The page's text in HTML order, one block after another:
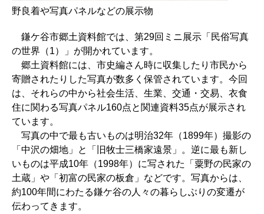
野良着や写真パネルなどの展示物
鎌ケ谷市郷土資料館では、第29回ミニ展示「民俗写真
の世界（1）」が開かれています。
郷土資料館には、市史編さん時に収集したり市民から
寄贈されたりした写真が数多く保管されています。今回
は、それらの中から社会生活、生業、交通・交易、衣食
住に関わる写真パネル160点と関連資料35点が展示され
ています。
写真の中で最も古いものは明治32年（1899年）撮影の
「中沢の畑地」と「旧牧士三橋家遠景」。逆に最も新し
いものは平成10年（1998年）に写された「粟野の民家の
土蔵」や「初富の民家の板倉」などです。写真からは、
約100年間にわたる鎌ケ谷の人々の暮らしぶりの変遷が
伝わってきます。